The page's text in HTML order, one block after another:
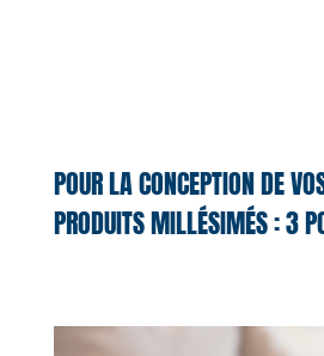
POUR LA CONCEPTION DE
PRODUITS MILLÉSIMÉS : 3